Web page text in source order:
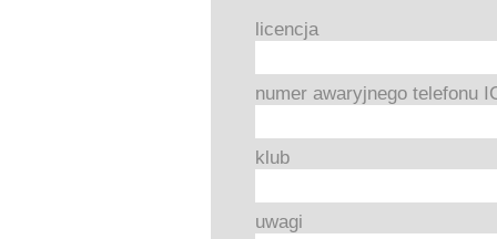
licencja
numer awaryjnego telefonu
klub
uwagi